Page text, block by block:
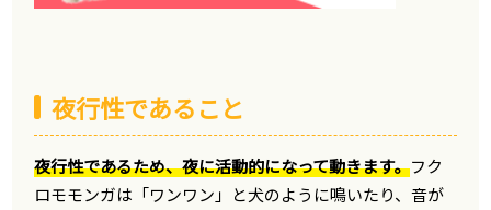
夜行性であること
夜行性であるため、夜に活動的になって動きます。フク
ロモモンガは「ワンワン」と犬のように鳴いたり、音が